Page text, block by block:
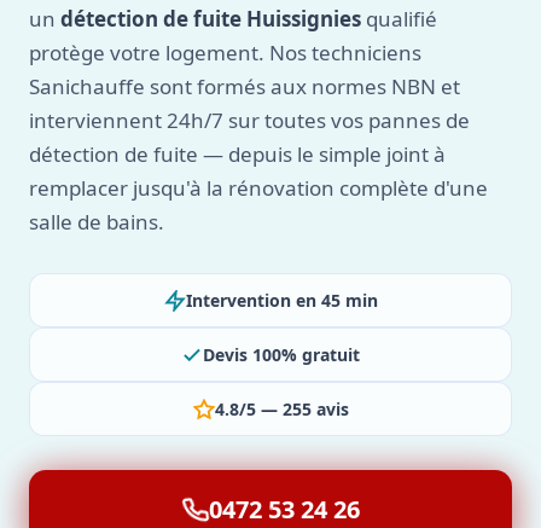
un détection de fuite Huissignies qualifié
protège votre logement. Nos techniciens
Sanichauffe sont formés aux normes NBN et
interviennent 24h/7 sur toutes vos pannes de
détection de fuite — depuis le simple joint à
remplacer jusqu'à la rénovation complète d'une
salle de bains.
Intervention en 45 min
Devis 100% gratuit
4.8/5 — 255 avis
0472 53 24 26